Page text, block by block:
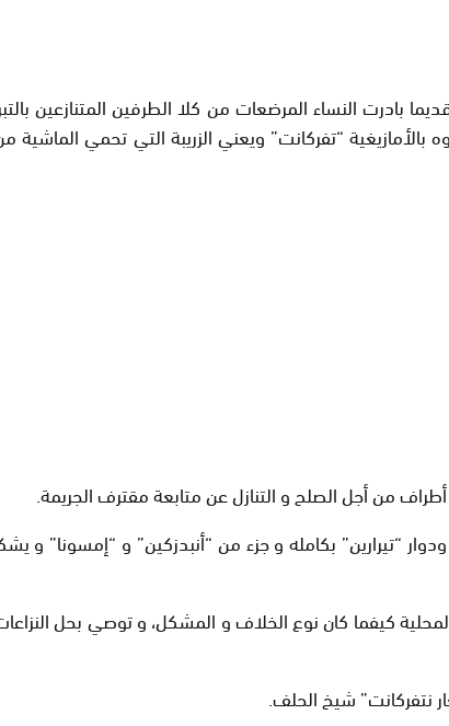
بادرت النساء المرضعات من كلا الطرفين المتنازعين
“تفركانت” ويعني الزريبة التي تحمي
من أجل الصلح و التنازل عن متابعة مقترف الجريمة.
“تيرارين” بكامله و جزء من “أنبدزكين” و “إمسونا” و
كيفما كان نوع الخلاف و المشكل، و توصي بحل
نتفركانت” شيخ الحلف.